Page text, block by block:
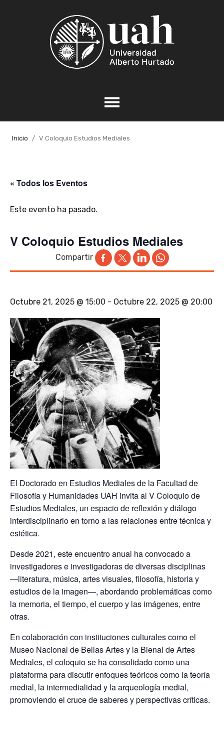
Inicio V Coloquio Estudios Mediales
« Todos los Eventos
Este evento ha pasado.
V Coloquio Estudios Mediales
Compartir
Octubre 21, 2025 @ 15:00 - Octubre 22, 2025 @ 20:00
El Doctorado en Estudios Mediales de la Facultad de
Filosofía y Humanidades UAH invita al V Coloquio de
Estudios Mediales, un espacio de reflexión y diálogo
interdisciplinario en torno a las relaciones entre técnica y
estética.
Desde 2021, este encuentro anual ha convocado a
investigadores e investigadoras de diversas disciplinas
—literatura, música, artes visuales, filosofía, historia y
estudios de la imagen—, abordando problemáticas como
la memoria, el tiempo, el cuerpo y las imágenes, entre
otras.
En colaboración con instituciones culturales como el
Museo Nacional de Bellas Artes y la Bienal de Artes
Mediales, el coloquio se ha consolidado como una
plataforma para discutir enfoques teóricos como la teoría
medial, la intermedialidad y la arqueología medial,
promoviendo el cruce de saberes y perspectivas críticas.